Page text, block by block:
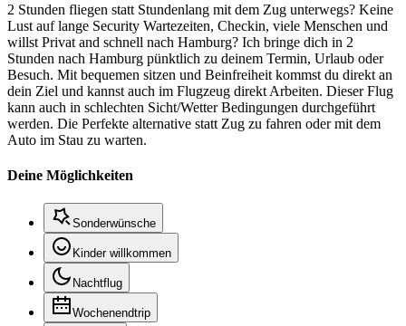
2 Stunden fliegen statt Stundenlang mit dem Zug unterwegs? Keine
Lust auf lange Security Wartezeiten, Checkin, viele Menschen und
willst Privat and schnell nach Hamburg? Ich bringe dich in 2
Stunden nach Hamburg pünktlich zu deinem Termin, Urlaub oder
Besuch. Mit bequemen sitzen und Beinfreiheit kommst du direkt an
dein Ziel und kannst auch im Flugzeug direkt Arbeiten. Dieser Flug
kann auch in schlechten Sicht/Wetter Bedingungen durchgeführt
werden. Die Perfekte alternative statt Zug zu fahren oder mit dem
Auto im Stau zu warten.
Deine Möglichkeiten
Sonderwünsche
Kinder willkommen
Nachtflug
Wochenendtrip